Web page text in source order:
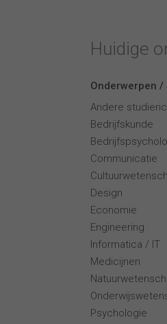
Huidige
Onderwerpen
Andere
Bedrijfskunde
Communicatie
Design
Economie
Engineering
Informatica / IT
Medicijnen
Psychologie